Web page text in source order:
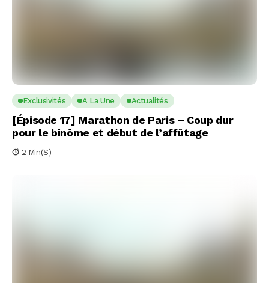
Exclusivités A La Une Actualités
[Épisode 17] Marathon de Paris – Coup dur
pour le binôme et début de l’affûtage
2 Min(s)